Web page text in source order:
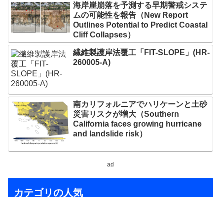
海岸崖崩落を予測する早期警戒システ
ムの可能性を報告（New Report
Outlines Potential to Predict Coastal
Cliff Collapses）
繊維製護岸法覆工「FIT-SLOPE」(HR-
260005-A)
南カリフォルニアでハリケーンと土砂
災害リスクが増大（Southern
California faces growing hurricane
and landslide risk）
ad
カテゴリの人気